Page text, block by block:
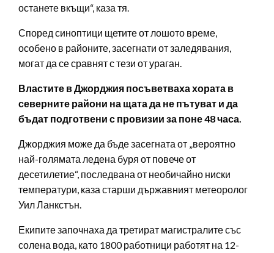
останете вкъщи“, каза тя.
Според синоптици щетите от лошото време,
особено в районите, засегнати от заледявания,
могат да се сравнят с тези от ураган.
Властите в Джорджия посъветваха хората в
северните райони на щата да не пътуват и да
бъдат подготвени с провизии за поне 48 часа.
Джорджия може да бъде засегната от „вероятно
най-голямата ледена буря от повече от
десетилетие“, последвана от необичайно ниски
температури, каза старши държавният метеоролог
Уил Ланкстън.
Екипите започнаха да третират магистралите със
солена вода, като 1800 работници работят на 12-